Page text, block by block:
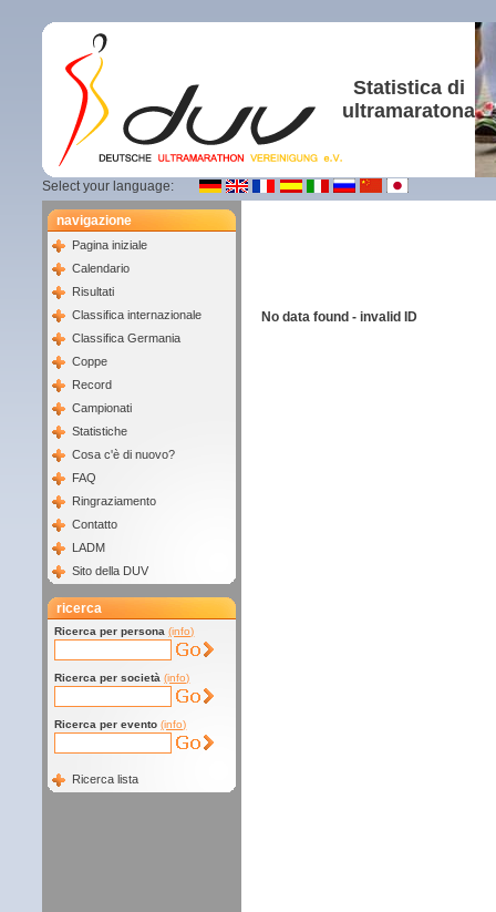
Statistica di
ultramaratona
Select your language:
navigazione
Pagina iniziale
Calendario
Risultati
Classifica internazionale
Classifica Germania
Coppe
Record
Campionati
Statistiche
Cosa c'è di nuovo?
FAQ
Ringraziamento
Contatto
LADM
Sito della DUV
ricerca
Ricerca per persona (info)
Ricerca per società (info)
Ricerca per evento (info)
Ricerca lista
No data found - invalid ID